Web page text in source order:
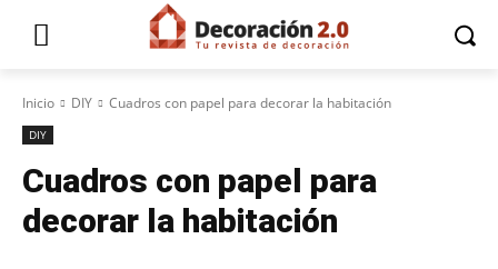
Inicio DIY Cuadros con papel para decorar la habitación
DIY
Cuadros con papel para
decorar la habitación